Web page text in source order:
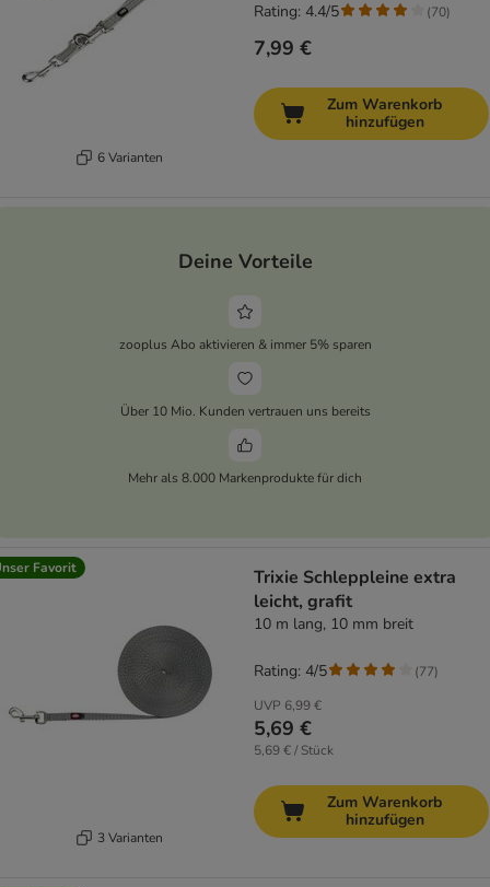
6 Varianten
7,99 €
Rating: 4.4/5 (70)
Zum Warenkorb
hinzufügen
Deine Vorteile
zooplus Abo aktivieren & immer 5% sparen
Über 10 Mio. Kunden vertrauen uns bereits
Mehr als 8.000 Markenprodukte für dich
Favorit
3 Varianten
Trixie Schleppleine extra
leicht, grafit
10 m lang, 10 mm breit
UVP 6,99 €
5,69 €
5,69 € / Stück
Rating: 4/5 (77)
Zum Warenkorb
hinzufügen